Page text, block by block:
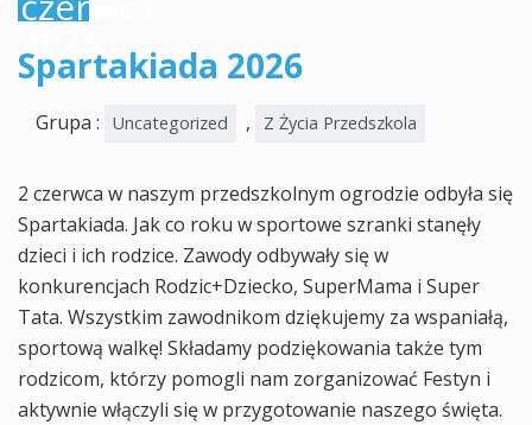
2026
Spartakiada 2026
Grupa : Uncategorized , Z Życia Przedszkola
2 czerwca w naszym przedszkolnym ogrodzie odbyła się
Spartakiada. Jak co roku w sportowe szranki stanęły
dzieci i ich rodzice. Zawody odbywały się w
konkurencjach Rodzic+Dziecko, SuperMama i Super
Tata. Wszystkim zawodnikom dziękujemy za wspaniałą,
sportową walkę! Składamy podziękowania także tym
rodzicom, którzy pomogli nam zorganizować Festyn i
aktywnie włączyli się w przygotowanie naszego święta.